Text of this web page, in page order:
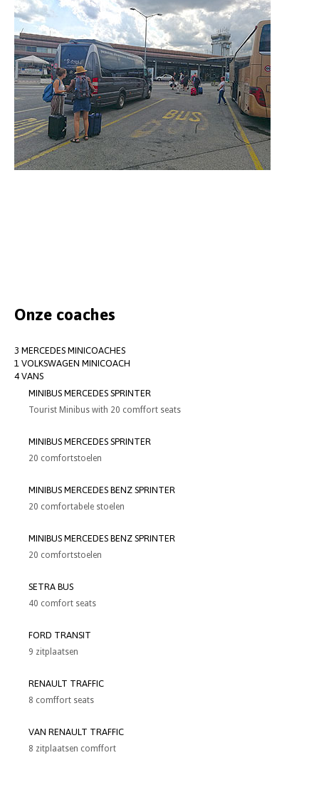
Onze coaches
3 MERCEDES MINICOACHES
1 VOLKSWAGEN MINICOACH
4 VANS
MINIBUS MERCEDES SPRINTER
Tourist Minibus with 20 comffort seats
MINIBUS MERCEDES SPRINTER
20 comfortstoelen
MINIBUS MERCEDES BENZ SPRINTER
20 comfortabele stoelen
MINIBUS MERCEDES BENZ SPRINTER
20 comfortstoelen
SETRA BUS
40 comfort seats
FORD TRANSIT
9 zitplaatsen
RENAULT TRAFFIC
8 comffort seats
VAN RENAULT TRAFFIC
8 zitplaatsen comffort